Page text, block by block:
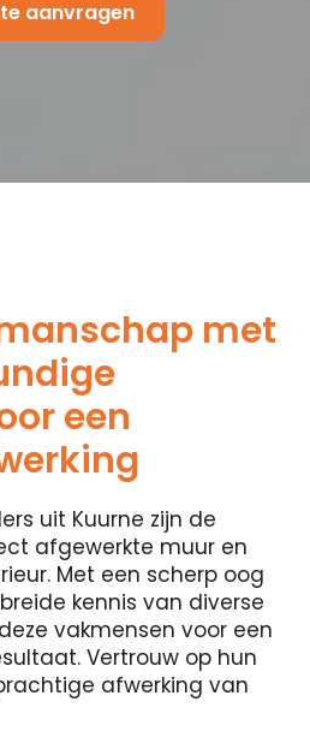
aanvragen
met
een
uit Kuurne zijn de
afgewerkte muur en
Met een scherp oog
kennis van diverse
vakmensen voor een
Vertrouw op hun
afwerking van